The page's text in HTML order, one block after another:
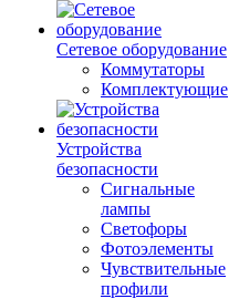
Сетевое оборудование
Коммутаторы
Комплектующие
Устройства
безопасности
Сигнальные
лампы
Светофоры
Фотоэлементы
Чувствительные
профили